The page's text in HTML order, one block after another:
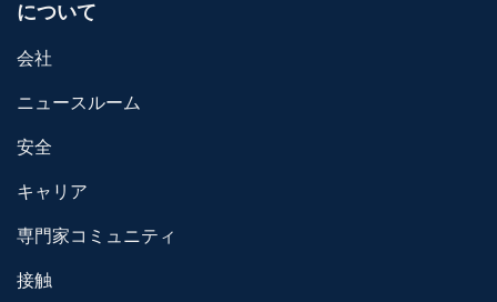
について
会社
ニュースルーム
安全
キャリア
専門家コミュニティ
接触